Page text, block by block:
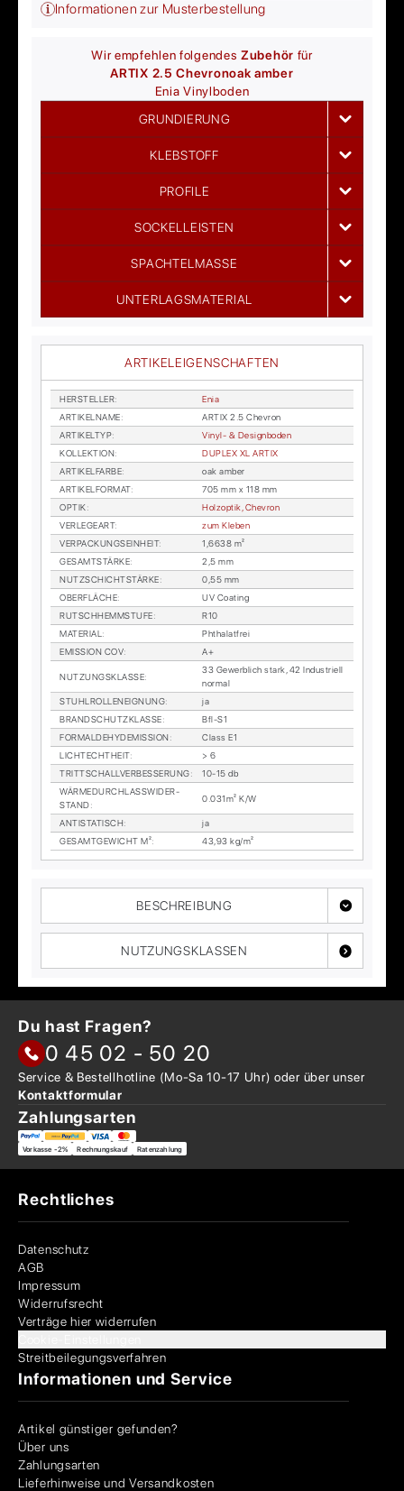
Informationen zur Musterbestellung
Wir empfehlen folgendesZubehör für
ARTIX 2.5 Chevronoak amber
Enia Vinylboden
GRUNDIERUNG
KLEBSTOFF
PROFILE
SOCKELLEISTEN
SPACHTELMASSE
UNTERLAGSMATERIAL
ARTIKELEIGENSCHAFTEN
HER­STEL­LER:
Enia
AR­TI­KEL­NA­ME:
AR­TIX 2.5 Che­vron
AR­TI­KEL­TYP:
Vi­nyl- & De­sign­bo­den
KOL­LEK­TI­ON:
DU­PLEX XL AR­TIX
AR­TI­KEL­FAR­BE:
oak am­ber
AR­TI­KEL­FOR­MAT:
705 mm x 118 mm
OP­TIK:
Holz­op­tik, Che­vron
VER­LE­GE­ART:
zum Kle­ben
VER­PA­CKUNGS­EIN­HEIT:
1,6638 m²
GE­SAMT­STÄR­KE:
2,5 mm
NUTZ­SCHICHT­STÄR­KE:
0,55 mm
OBER­FLÄ­CHE:
UV Coa­ting
RUTSCH­HEMM­STU­FE:
R10
MA­TE­RI­AL:
Phtha­lat­frei
EMIS­SI­ON COV: A+
NUT­ZUNGS­KLAS­SE:
33 Ge­werb­lich stark, 42 In­dus­tri­ell
nor­mal
STUHL­ROL­LEN­EIG­NUNG:
ja
BRAND­SCHUTZ­KLAS­SE:
Bfl-S1
FORM­ALDE­HY­DE­MIS­SI­ON:
Class E1
LICHTECHT­HEIT:
> 6
TRITT­SCHALL­VER­BES­SE­RUNG:
10-15 db
WÄR­ME­DURCH­LASS­WI­DER­
STAND:
0.031m² K/W
AN­TI­STA­TISCH:
ja
GE­SAMT­GE­WICHT M²: 43,93 kg/m²
BESCHREIBUNG
NUTZUNGSKLASSEN
Du hast Fragen?
0 45 02 - 50 20
Service & Bestellhotline (Mo-Sa 10-17 Uhr) oder überunser
Kontaktformular
Zahlungsarten
Vorkasse -2% Rechnungskauf Ratenzahlung
Rechtliches
Datenschutz
AGB
Impressum
Widerrufsrecht
Verträge hier widerrufen
Streitbeilegungsverfahren
Informationen und Service
Artikel günstiger gefunden?
Über uns
Zahlungsarten
Lieferhinweise und Versandkosten